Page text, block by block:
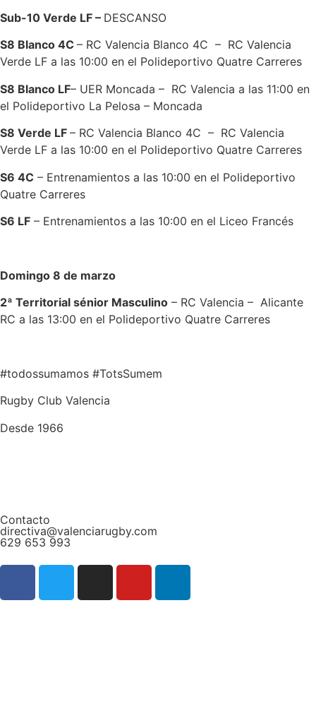
Sub-10 Verde LF – DESCANSO
S8 Blanco 4C – RC Valencia Blanco 4C – RC Valencia
Verde LF a las 10:00 en el Polideportivo Quatre Carreres
S8 Blanco LF– UER Moncada – RC Valencia a las 11:00 en
el Polideportivo La Pelosa – Moncada
S8 Verde LF – RC Valencia Blanco 4C – RC Valencia
Verde LF a las 10:00 en el Polideportivo Quatre Carreres
S6 4C – Entrenamientos a las 10:00 en el Polideportivo
Quatre Carreres
S6 LF – Entrenamientos a las 10:00 en el Liceo Francés
Domingo 8 de marzo
2ª Territorial sénior Masculino – RC Valencia – Alicante
RC a las 13:00 en el Polideportivo Quatre Carreres
#todossumamos #TotsSumem
Rugby Club Valencia
Desde 1966
Contacto
directiva@valenciarugby.com
629 653 993